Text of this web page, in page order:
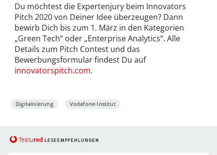
Du möchtest die Expertenjury beim Innovators
Pitch 2020 von Deiner Idee überzeugen? Dann
bewirb Dich bis zum 1. März in den Kategorien
„Green Tech“ oder „Enterprise Analytics“. Alle
Details zum Pitch Contest und das
Bewerbungsformular findest Du auf
innovatorspitch.com.
Digitalisierung Vodafone-Institut
featured LESEEMPFEHLUNGEN